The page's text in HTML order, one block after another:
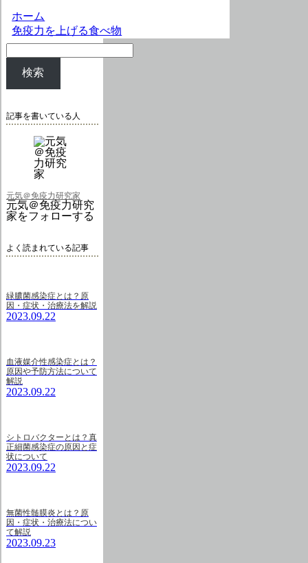
ホーム
免疫力を上げる食べ物
検索
記事を書いている人
元気＠免疫力研究家
元気＠免疫力研究
家をフォローする
よく読まれている記事
緑膿菌感染症とは？原
因・症状・治療法を解説
2023.09.22
血液媒介性感染症とは？
原因や予防方法について
解説
2023.09.22
シトロバクターとは？真
正細菌感染症の原因と症
状について
2023.09.22
無菌性髄膜炎とは？原
因・症状・治療法につい
て解説
2023.09.23